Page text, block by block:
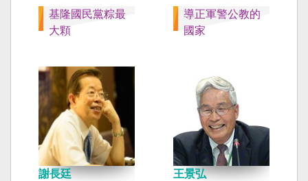
基隆國民黨粽最
大顆
導正軍警公教的
國家
謝長廷
王景弘